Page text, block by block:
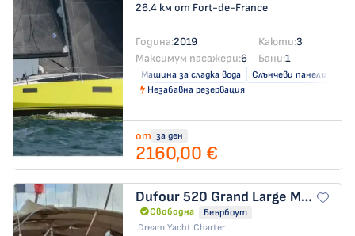
26.4 км от Fort-de-France
Година:2019 Каюти:3
Максимум пасажери:6 Бани:1
Машина за сладка вода
Слънчеви панели
Незабавна резервация
от за ден
2160,00 €
Dufour 520 Grand Large MOBY SICK
Свободна
Беърбоут
Dream Yacht Charter